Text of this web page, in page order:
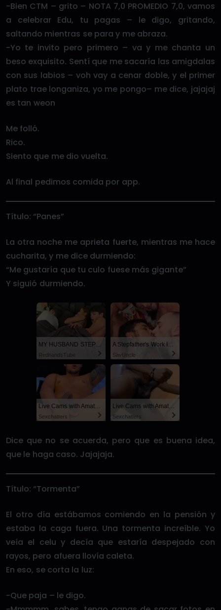
-Bien CTM – grito – NOTA 7,0 PROMEDIO 7,0, vamos
a celebrar Edu, tu pagas – le digo, gritando,
saltando mientras se para y me abraza.
-Yo te invito pero primero – va y me chanta un
beso exquisito. Sentí que me sacaría las amigdalas
con sus labios – voh vay a cenar doble, y el primer
plato trae longaniza, yo me pongo– me dice, jajajaj
es tan weon
Me folló.
Rico.
Siento que me dio vuelta.
Al final pedimos comida por app.
Título: “Panes”
La otra noche me aprieta fuerte, mientras me hace
cucharita, y me dice durmiendo:
“Me gustaría que tu culo fuese más gigante”
Y siguió durmiendo.
MY HUSBAND STEPSON MISTAKENLY GIVES ME IN THE ASS
RedhandsTube
A Stepfather's Work Is Never Done
SayUncle
Live Cams with Amateur Men
Sexchatters
Live Cams with Amateur Men
Sexchatters
Dice que no se acuerda, pero que es buena idea,
que le haga caso. Jajajaja.
Título: “Tormenta”
El otro día estábamos comiendo en la pensión y
estaba la caga fuera. Una tormenta increíble. Yo
veía el celu y decía que estaría despejado con
rayos, pero afuera llovía caleta.
En eso, se corta la luz:
-Que paja – le digo.